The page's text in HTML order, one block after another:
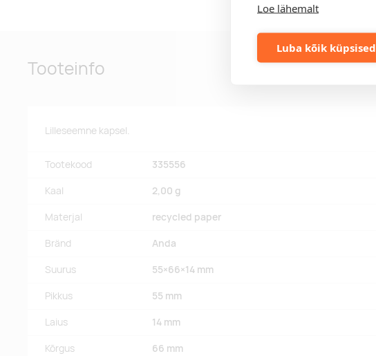
Loe lähemalt
Luba kõik küpsised
Tooteinfo
Lilleseemne kapsel.
Tootekood 335556
Kaal 2,00 g
Materjal recycled paper
Bränd Anda
Suurus 55×66×14 mm
Pikkus 55 mm
Laius 14 mm
Kõrgus 66 mm